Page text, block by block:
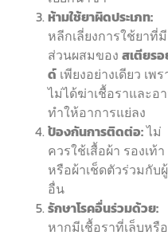
ห้ามใช้ยาผิดประเภท:
หลีกเลี่ยงการใช้ยาที่มี
ส่วนผสมของ สเตียร
ด์ เพียงอย่างเดียว เพร
ไม่ได้ฆ่าเชื้อราและอ
ทำให้อาการแย่ลง
ป้องกันการติดต่อ:ไม่
ควรใช้เสื้อผ้า รองเท้า
หรือผ้าเช็ดตัวร่วมกับผู้
อื่น
รักษาโรคอื่นร่วมด้วย:
หากมีเชื้อราที่เล็บหรือ